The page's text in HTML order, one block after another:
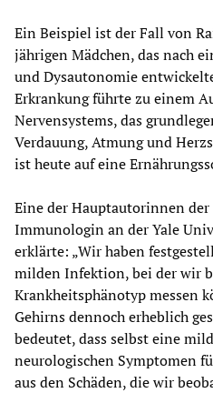
Ein Beispiel ist der Fall von
jährigen Mädchen, das nach
und Dysautonomie
Erkrankung führte zu einem
Nervensystems, das
Verdauung, Atmung und
ist heute auf eine
Eine der Hauptautorinnen
Immunologin an der Yale
erklärte: „Wir haben
milden Infektion, bei der wir
Krankheitsphänotyp messen
Gehirns dennoch erheblich
bedeutet, dass selbst eine
neurologischen Symptomen
aus den Schäden, die wir